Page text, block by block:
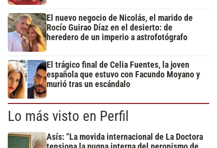
El nuevo negocio de Nicolás, el marido de
Rocío Guirao Díaz en el desierto: de
heredero de un imperio a astrofotógrafo
El trágico final de Celia Fuentes, la joven
española que estuvo con Facundo Moyano y
murió tras un escándalo
Lo más visto en Perfil
Asís: "La movida internacional de La Doctora